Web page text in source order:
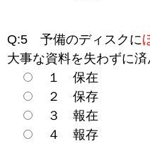
Q:5 予備のディスクに
大事な資料を失わずに済
１ 保在
２ 保存
３ 報在
４ 報存